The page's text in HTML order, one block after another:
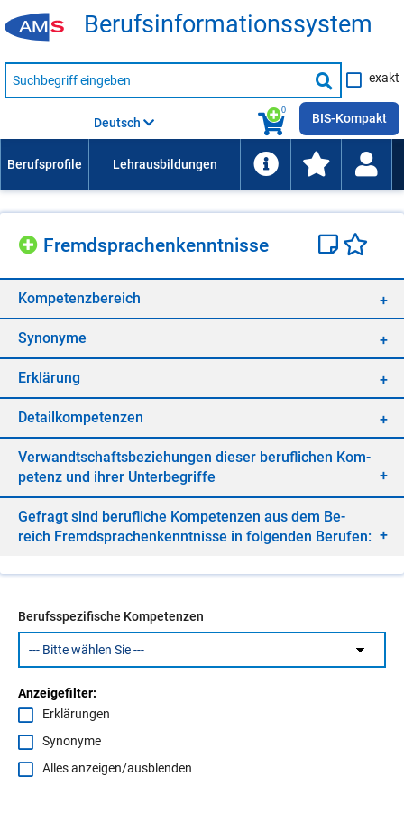
Be­rufs­in­for­ma­ti­ons­sys­tem
Suche
nach
Suche
starten
exakt
0
Deutsch BIS-Kompakt
Fremd­spra­chen­kennt­nis­se
Kom­pe­tenz­be­reich
Syn­ony­me
Er­klä­rung
De­tail­kom­pe­ten­zen
Ver­wandt­schafts­be­zie­hun­gen die­ser be­ruf­li­chen Kom­
pe­tenz und ih­rer Un­ter­be­grif­fe
Ge­fragt sind be­ruf­li­che Kom­pe­ten­zen aus dem Be­
reich Fremd­spra­chen­kennt­nis­se in fol­gen­den Be­ru­fen:
Berufsspezifische Kompetenzen
Anzeigefilter:
Erklärungen
Synonyme
Alles anzeigen/ausblenden